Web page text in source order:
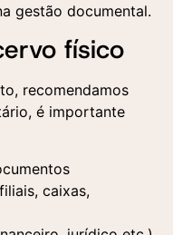
gestão documental.
físico
recomendamos
é importante
caixas,
nossos
para responder
nossa equipe
uma